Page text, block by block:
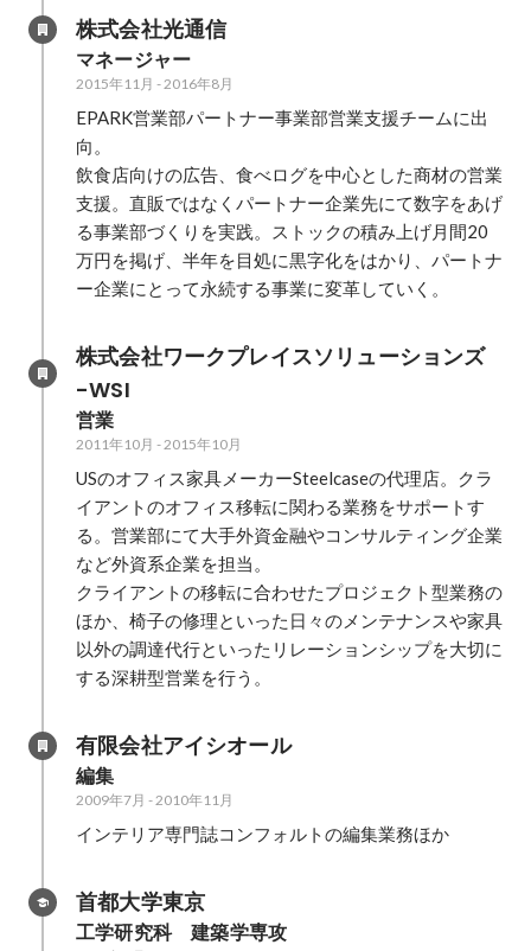
株式会社光通信
マネージャー
2015年11月 -2016年8月
EPARK営業部パートナー事業部営業支援チームに出
向。
飲食店向けの広告、食べログを中心とした商材の営業
支援。直販ではなくパートナー企業先にて数字をあげ
る事業部づくりを実践。ストックの積み上げ月間20
万円を掲げ、半年を目処に黒字化をはかり、パートナ
ー企業にとって永続する事業に変革していく。
株式会社ワークプレイスソリューションズ
-WSI
営業
2011年10月 -2015年10月
USのオフィス家具メーカーSteelcaseの代理店。クラ
イアントのオフィス移転に関わる業務をサポートす
る。営業部にて大手外資金融やコンサルティング企業
など外資系企業を担当。
クライアントの移転に合わせたプロジェクト型業務の
ほか、椅子の修理といった日々のメンテナンスや家具
以外の調達代行といったリレーションシップを大切に
する深耕型営業を行う。
有限会社アイシオール
編集
2009年7月 -2010年11月
インテリア専門誌コンフォルトの編集業務ほか
首都大学東京
工学研究科　建築学専攻